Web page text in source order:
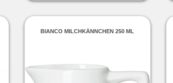
BIANCO MILCHKÄNNCHEN 250 ML